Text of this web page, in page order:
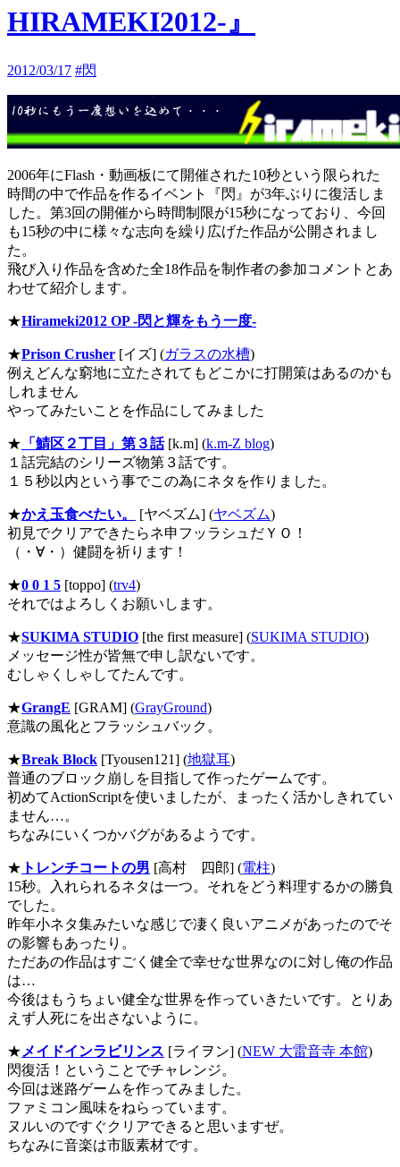
HIRAMEKI2012-』
2012/03/17 #閃
2006年にFlash・動画板にて開催された10秒という限られた
時間の中で作品を作るイベント『閃』が3年ぶりに復活しま
した。第3回の開催から時間制限が15秒になっており、今回
も15秒の中に様々な志向を繰り広げた作品が公開されまし
た。
飛び入り作品を含めた全18作品を制作者の参加コメントとあ
わせて紹介します。
★Hirameki2012 OP -閃と輝をもう一度-
★Prison Crusher [イズ] (ガラスの水槽)
例えどんな窮地に立たされてもどこかに打開策はあるのかも
しれません
やってみたいことを作品にしてみました
★ 「鯖区２丁目」第３話[k.m] (k.m-Z blog)
１話完結のシリーズ物第３話です。
１５秒以内という事でこの為にネタを作りました。
★かえ玉食べたい。 [ヤベズム] (ヤベズム)
初見でクリアできたらネ申フッラシュだＹＯ！
（・∀・）健闘を祈ります！
★0 0 1 5 [toppo] (trv4)
それではよろしくお願いします。
★SUKIMA STUDIO [the first measure] (SUKIMA STUDIO)
メッセージ性が皆無で申し訳ないです。
むしゃくしゃしてたんです。
★GrangE [GRAM] (GrayGround)
意識の風化とフラッシュバック。
★Break Block [Tyousen121] (地獄耳)
普通のブロック崩しを目指して作ったゲームです。
初めてActionScriptを使いましたが、まったく活かしきれてい
ません…。
ちなみにいくつかバグがあるようです。
★ トレンチコートの男 [高村 四郎] (電柱)
15秒。入れられるネタは一つ。それをどう料理するかの勝負
でした。
昨年小ネタ集みたいな感じで凄く良いアニメがあったのでそ
の影響もあったり。
ただあの作品はすごく健全で幸せな世界なのに対し俺の作品
は…
今後はもうちょい健全な世界を作っていきたいです。とりあ
えず人死にを出さないように。
★ メイドインラビリンス [ライヲン] (NEW 大雷音寺 本館)
閃復活！ということでチャレンジ。
今回は迷路ゲームを作ってみました。
ファミコン風味をねらっています。
ヌルいのですぐクリアできると思いますぜ。
ちなみに音楽は市販素材です。